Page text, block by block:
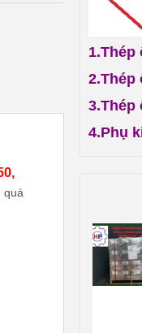
quá
1.Thép
2.Thép
3.Thép
4.Phụ